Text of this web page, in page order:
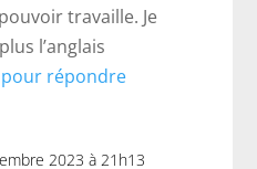
travaille. Je
l’anglais
répondre
2023 à 21h13